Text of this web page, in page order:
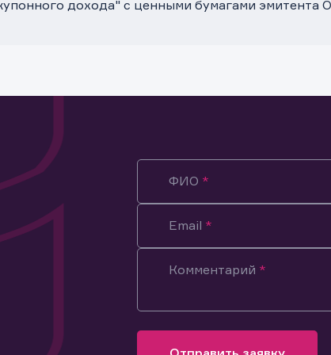
дохода" с ценными бумагами
только для клиентов, владеющих
что обладаю всеми необходимыми
ФИО
Email
Комментарий